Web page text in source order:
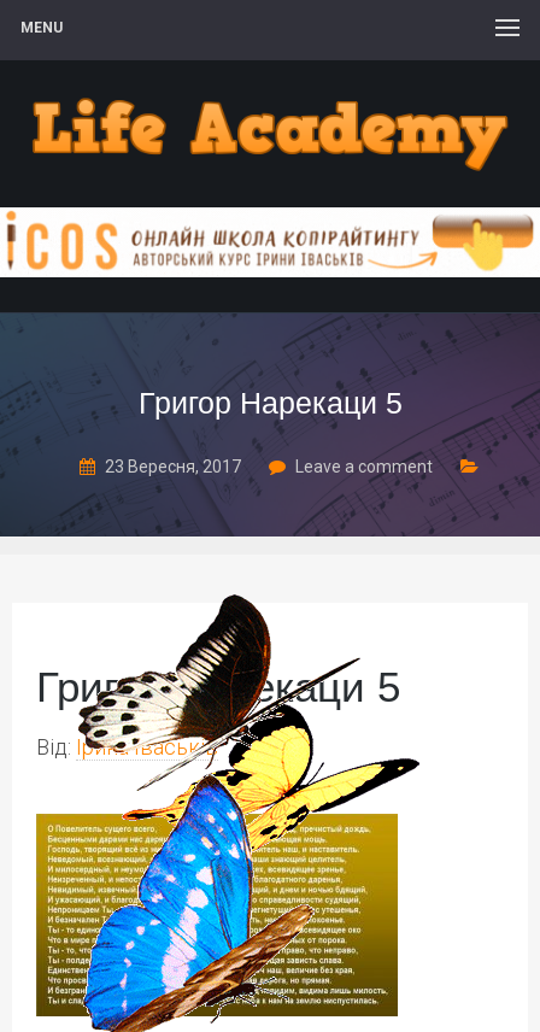
MENU
Григор Нарекаци 5
23 Вересня, 2017 Leave a comment
Григор Нарекаци 5
Від: Ірина Іваськів